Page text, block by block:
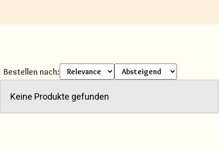
Bestellen nach:
Keine Produkte gefunden